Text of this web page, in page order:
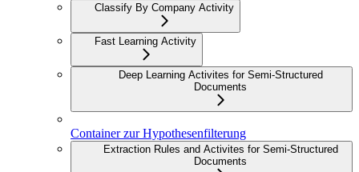
Classify By Company Activity
Fast Learning Activity
Deep Learning Activites for Semi-Structured
Documents
Container zur Hypothesenfilterung
Extraction Rules and Activites for Semi-Structured
Documents